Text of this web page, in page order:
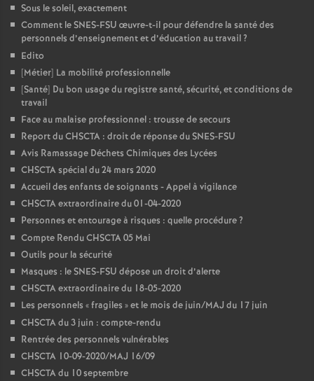
Sous le soleil, exactement
Comment le SNES-FSU œuvre-t-il pour défendre la santé des
personnels d’enseignement et d’éducation au travail?
Edito
[Métier] La mobilité professionnelle
[Santé] Du bon usage du registre santé, sécurité, et conditions de
travail
Face au malaise professionnel : trousse de secours
Report du CHSCTA : droit de réponse du SNES-FSU
Avis Ramassage Déchets Chimiques des Lycées
CHSCTA spécial du 24 mars 2020
Accueil des enfants de soignants - Appel à vigilance
CHSCTA extraordinaire du 01-04-2020
Personnes et entourage à risques : quelle procédure?
Compte Rendu CHSCTA 05 Mai
Outils pour la sécurité
Masques : le SNES-FSU dépose un droit d’alerte
CHSCTA extraordinaire du 18-05-2020
Les personnels «fragiles » et le mois de juin/MAJ du 17 juin
CHSCTA du 3 juin : compte-rendu
Rentrée des personnels vulnérables
CHSCTA 10-09-2020/MAJ 16/09
CHSCTA du 10 septembre